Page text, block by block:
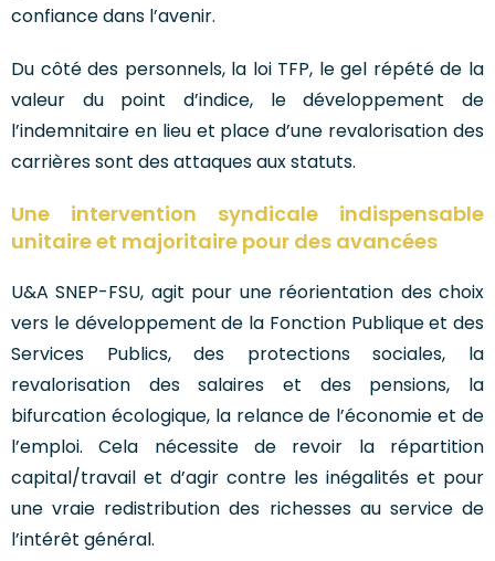
confiance dans l’avenir.
Du côté des personnels, la loi TFP, le gel répété de la
valeur du point d’indice, le développement de
l’indemnitaire en lieu et place d’une revalorisation des
carrières sont des attaques aux statuts.
Une intervention syndicale indispensable
unitaire et majoritaire pour des avancées
U&A SNEP-FSU, agit pour une réorientation des choix
vers le développement de la Fonction Publique et des
Services Publics, des protections sociales, la
revalorisation des salaires et des pensions, la
bifurcation écologique, la relance de l’économie et de
l’emploi. Cela nécessite de revoir la répartition
capital/travail et d’agir contre les inégalités et pour
une vraie redistribution des richesses au service de
l’intérêt général.